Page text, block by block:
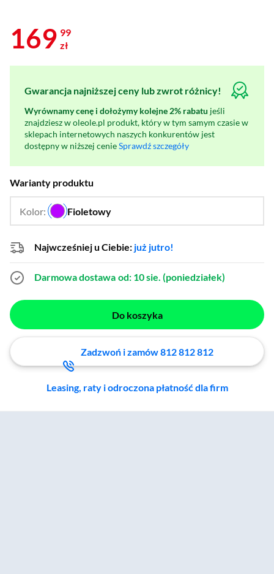
169 99
zł
Gwarancja najniższej ceny lub zwrot różnicy!
Wyrównamy cenę i dołożymy kolejne 2% rabatu jeśli
znajdziesz w oleole.pl produkt, który w tym samym czasie w
sklepach internetowych naszych konkurentów jest
dostępny w niższej cenieSprawdź szczegóły
Warianty produktu
Kolor: Fioletowy
…
Najwcześniej u Ciebie: już jutro!
Darmowa dostawa od: 10 sie. (poniedziałek)
Do koszyka
Zadzwoń i zamów 812 812 812
Leasing, raty i odroczona płatność dla firm